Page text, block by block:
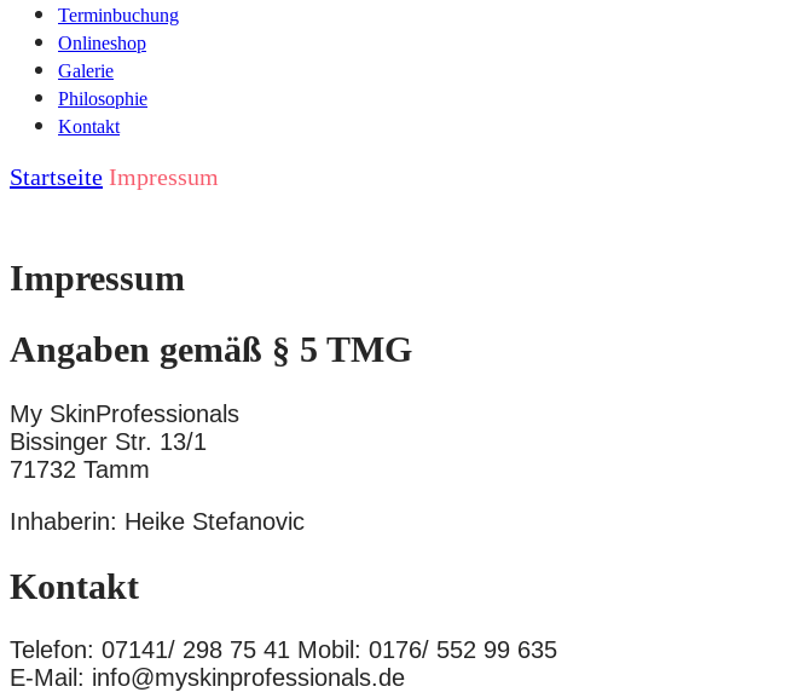
Terminbuchung
Onlineshop
Galerie
Philosophie
Kontakt
Startseite Impressum
Impressum
Angaben gemäß § 5 TMG
My SkinProfessionals
Bissinger Str. 13/1
71732 Tamm
Inhaberin: Heike Stefanovic
Kontakt
Telefon: 07141/ 298 75 41 Mobil: 0176/ 552 99 635
E-Mail: info@myskinprofessionals.de